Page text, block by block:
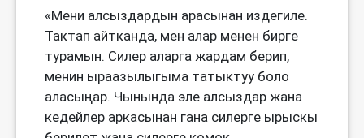
«Мени алсыздардын арасынан издегиле.
Тактап айтканда, мен алар менен бирге
турамын. Силер аларга жардам берип,
менин ыраазылыгыма татыктуу боло
аласыңар. Чынында эле алсыздар жана
кедейлер аркасынан гана силерге ырыскы